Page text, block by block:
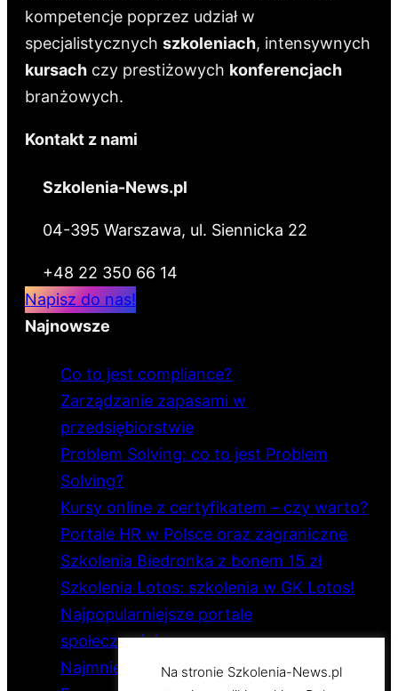
kompetencje poprzez udział w
specjalistycznych szkoleniach, intensywnych
kursach czy prestiżowych konferencjach
branżowych.
Kontakt z nami
Szkolenia-News.pl
04-395 Warszawa, ul. Siennicka 22
+48 22 350 66 14
Napisz do nas!
Najnowsze
Co to jest compliance?
Zarządzanie zapasami w
przedsiębiorstwie
Problem Solving: co to jest Problem
Solving?
Kursy online z certyfikatem – czy warto?
Portale HR w Polsce oraz zagraniczne
Szkolenia Biedronka z bonem 15 zł
Szkolenia Lotos: szkolenia w GK Lotos!
Najpopularniejsze portale
społecznościowe
Najmniejsze i największe państwo
Na stronie Szkolenia-News.pl